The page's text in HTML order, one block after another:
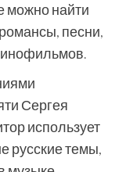
можно найти
песни,
Сергея
использует
русские темы,